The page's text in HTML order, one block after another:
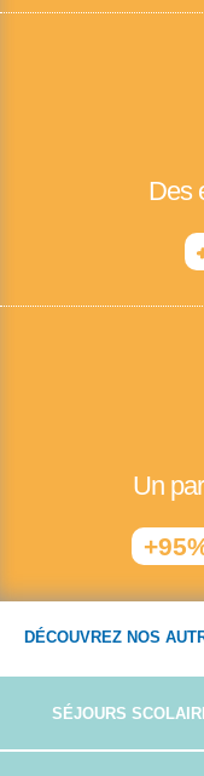
Des
Un
DÉCOUVREZ NOS
SÉJOURS